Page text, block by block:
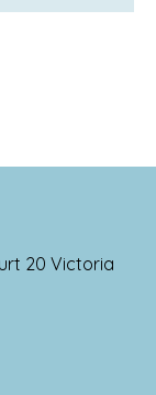
20 Victoria